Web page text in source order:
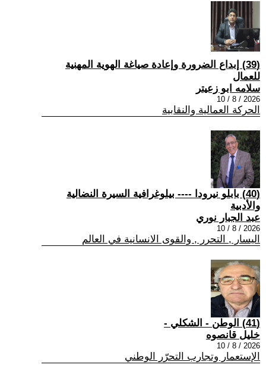
(39) إبداع الضرورة وإعادة صياغة الهوية المهنية
للعمال
سلامه ابو زعيتر
2026 / 8 / 10
الحركة العمالية والنقابية
(40) بابلو نيرودا ---- بيلوغرافية السيرة النضالية
والأدبية
عبد الجبار نوري
2026 / 8 / 10
اليسار , التحرر , والقوى الانسانية في العالم
(41) الوطن - الشكلي -
خليل قانصوه
2026 / 8 / 10
الإستعمار وتجارب التحرّر الوطني